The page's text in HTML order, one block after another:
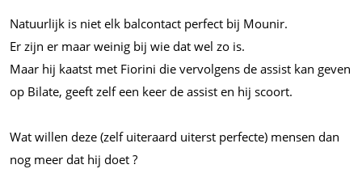
Natuurlijk is niet elk balcontact perfect bij Mounir.
Er zijn er maar weinig bij wie dat wel zo is.
Maar hij kaatst met Fiorini die vervolgens de assist kan geven
op Bilate, geeft zelf een keer de assist en hij scoort.
Wat willen deze (zelf uiteraard uiterst perfecte) mensen dan
nog meer dat hij doet ?